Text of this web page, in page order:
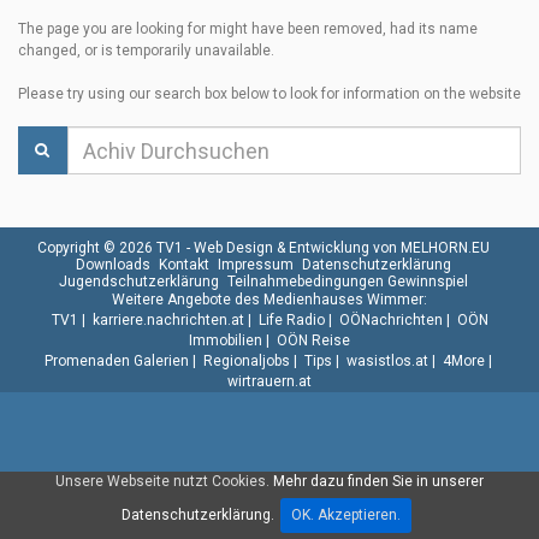
The page you are looking for might have been removed, had its name
changed, or is temporarily unavailable.
Please try using our search box below to look for information on the website
Unsere Webseite nutzt Cookies. Mehr dazu finden Sie in unserer
Datenschutzerklärung.
OK. Akzeptieren.
Copyright © 2026 TV1 - Web Design & Entwicklung von MELHORN.EU
Downloads
Kontakt Impressum
Datenschutzerklärung
Jugendschutzerklärung Teilnahmebedingungen Gewinnspiel
Weitere Angebote des Medienhauses Wimmer:
TV1
karriere.nachrichten.at| Life Radio| OÖNachrichten
OÖN
Immobilien
OÖN Reise
Promenaden Galerien
Regionaljobs Tips wasistlos.at| 4More|
wirtrauern.at